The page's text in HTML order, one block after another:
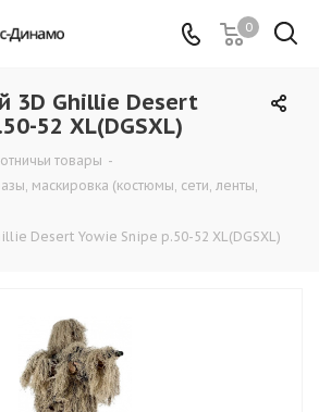
0
3D Ghillie Desert
52 XL(DGSXL)
товары -
маскировка (костюмы, сети, ленты,
Desert Yowie Snipe р.50-52 XL(DGSXL)